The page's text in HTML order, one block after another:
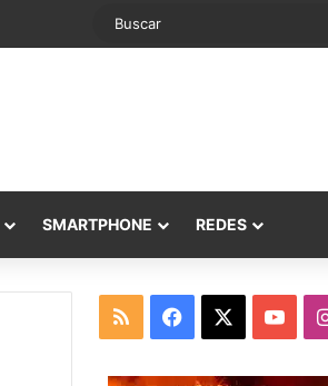
SMARTPHONE REDES
RSS Facebook